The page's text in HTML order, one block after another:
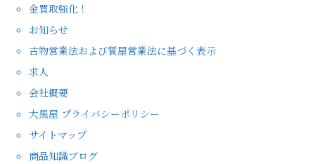
金買取強化！
お知らせ
古物営業法および質屋営業法に基づく表示
求人
会社概要
大黒屋 プライバシーポリシー
サイトマップ
商品知識ブログ